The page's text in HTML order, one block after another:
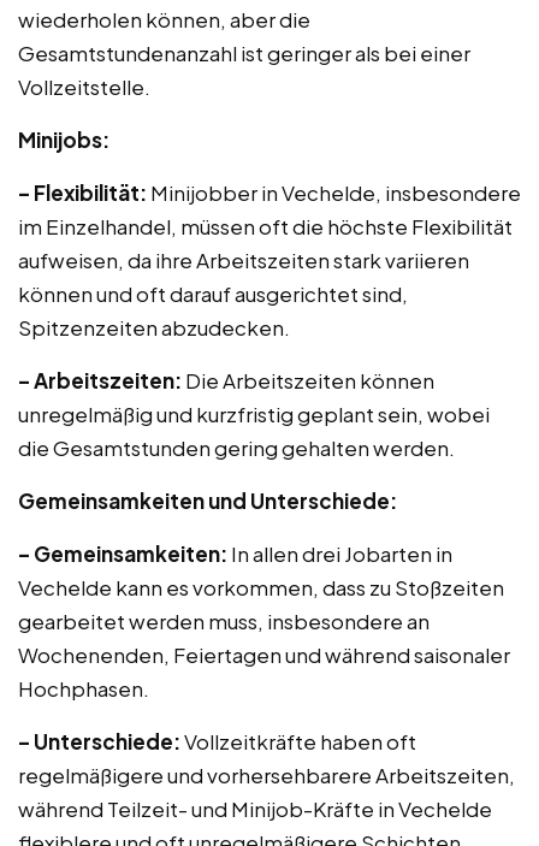
wiederholen können, aber die
Gesamtstundenanzahl ist geringer als bei einer
Vollzeitstelle.
Minijobs:
– Flexibilität: Minijobber in Vechelde, insbesondere
im Einzelhandel, müssen oft die höchste Flexibilität
aufweisen, da ihre Arbeitszeiten stark variieren
können und oft darauf ausgerichtet sind,
Spitzenzeiten abzudecken.
– Arbeitszeiten: Die Arbeitszeiten können
unregelmäßig und kurzfristig geplant sein, wobei
die Gesamtstunden gering gehalten werden.
Gemeinsamkeiten und Unterschiede:
– Gemeinsamkeiten: In allen drei Jobarten in
Vechelde kann es vorkommen, dass zu Stoßzeiten
gearbeitet werden muss, insbesondere an
Wochenenden, Feiertagen und während saisonaler
Hochphasen.
– Unterschiede:Vollzeitkräfte haben oft
regelmäßigere und vorhersehbarere Arbeitszeiten,
während Teilzeit- und Minijob-Kräfte in Vechelde